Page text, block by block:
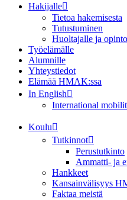
Hakijalle
Tietoa hakemisesta
Tutustuminen
Huoltajalle ja
Työelämälle
Alumnille
Yhteystiedot
Elämää HMAK:ssa
In English
International
Koulu
Tutkinnot
Perustutkinto
Ammatti- ja
Hankkeet
Kansainvälisyys
Faktaa meistä